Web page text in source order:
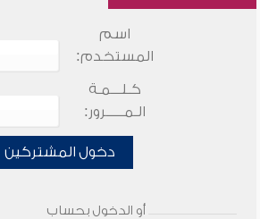
اسم
المستخدم:
كـلـــمـة
الـمـــــرور:
دخول المشتركين
أو الدخول بحساب